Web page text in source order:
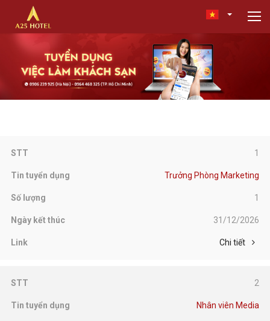
1
Trưởng Phòng Marketing
1
31/12/2026
Chi tiết
2
Nhân viên Media